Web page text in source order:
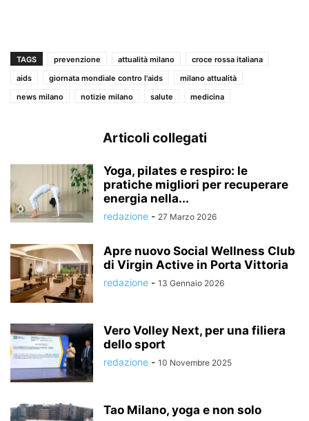
TAGS prevenzione attualità milano
croce rossa italiana
aids
giornata mondiale contro l'aids
milano attualità
news milano
notizie milano salute medicina
Articoli collegati
Yoga, pilates e respiro: le
pratiche migliori per recuperare
energia nella...
redazione - 27 Marzo 2026
Apre nuovo Social Wellness Club
di Virgin Active in Porta Vittoria
redazione - 13 Gennaio 2026
Vero Volley Next, per una filiera
dello sport
redazione - 10 Novembre 2025
Tao Milano, yoga e non solo